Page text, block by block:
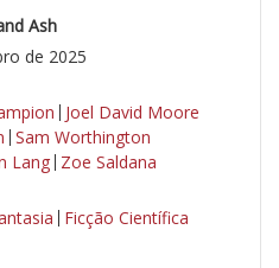
Ash
de 2025
Joel David Moore
Sam Worthington
Lang Zoe Saldana
Ficção Científica